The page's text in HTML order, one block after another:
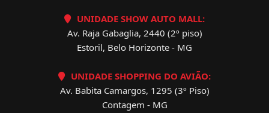
UNIDADE SHOW AUTO MALL:
Av. Raja Gabaglia, 2440 (2º piso)
Estoril, Belo Horizonte - MG
UNIDADE SHOPPING DO AVIÃO:
Av. Babita Camargos, 1295 (3º Piso)
Contagem - MG